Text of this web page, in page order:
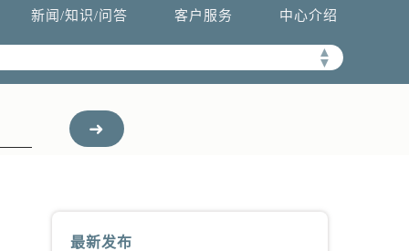
新闻/知识/问答 客户服务 中心介绍
▲
▼
最新发布